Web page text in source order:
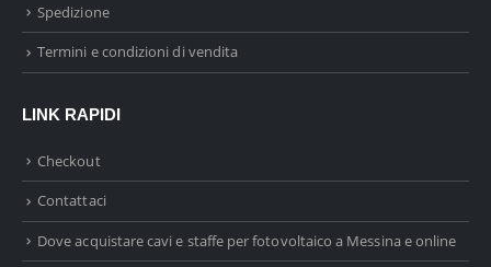
Spedizione
Termini e condizioni di vendita
LINK RAPIDI
Checkout
Contattaci
Dove acquistare cavi e staffe per fotovoltaico a Messina e online